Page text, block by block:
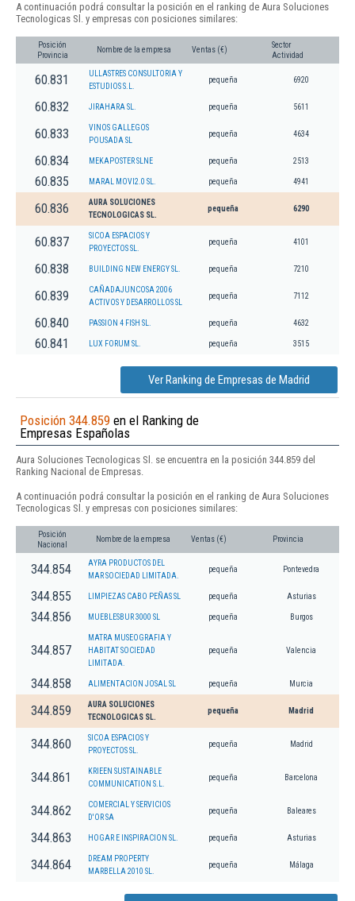
A continuación podrá consultar la posición en el ranking de Aura Soluciones
Tecnologicas Sl. y empresas con posiciones similares:
Posición
Provincia
Nombre de la empresa Ventas (€)
Sector
Actividad
60.831
ULLASTRES CONSULTORIA Y
ESTUDIOS S.L.
pequeña 6920
60.832 JIRAHARA SL. pequeña 5611
60.833
VINOS GALLEGOS
POUSADA SL
pequeña 4634
60.834 MEKAPOSTER SLNE pequeña 2513
60.835 MARAL MOVI2.0 SL. pequeña 4941
60.836
AURA SOLUCIONES
TECNOLOGICAS SL.
pequeña 6290
60.837
SICOA ESPACIOS Y
PROYECTOS SL.
pequeña 4101
60.838 BUILDING NEW ENERGY SL. pequeña 7210
60.839
CAÑADAJUNCOSA 2006
ACTIVOS Y DESARROLLOS SL
pequeña 7112
60.840 PASSION 4 FISH SL. pequeña 4632
60.841 LUX FORUM SL. pequeña 3515
Ver Ranking de Empresas de Madrid
Posición 344.859 en el Ranking de
Empresas Españolas
Aura Soluciones Tecnologicas Sl. se encuentra en la posición 344.859 del
Ranking Nacional de Empresas.
A continuación podrá consultar la posición en el ranking de Aura Soluciones
Tecnologicas Sl. y empresas con posiciones similares:
Posición
Nacional
Nombre de la empresa Ventas (€) Provincia
344.854
AYRA PRODUCTOS DEL
MAR SOCIEDAD LIMITADA.
pequeña Pontevedra
344.855 LIMPIEZAS CABO PEÑAS SL pequeña Asturias
344.856 MUEBLESBUR 3000 SL pequeña Burgos
344.857
MATRA MUSEOGRAFIA Y
HABITAT SOCIEDAD
LIMITADA.
pequeña Valencia
344.858 ALIMENTACION JOSAL SL pequeña Murcia
344.859
AURA SOLUCIONES
TECNOLOGICAS SL.
pequeña Madrid
344.860
SICOA ESPACIOS Y
PROYECTOS SL.
pequeña Madrid
344.861
KRIEEN SUSTAINABLE
COMMUNICATION S.L.
pequeña Barcelona
344.862
COMERCIAL Y SERVICIOS
D'OR SA
pequeña Baleares
344.863 HOGAR E INSPIRACION SL. pequeña Asturias
344.864
DREAM PROPERTY
MARBELLA 2010 SL.
pequeña Málaga